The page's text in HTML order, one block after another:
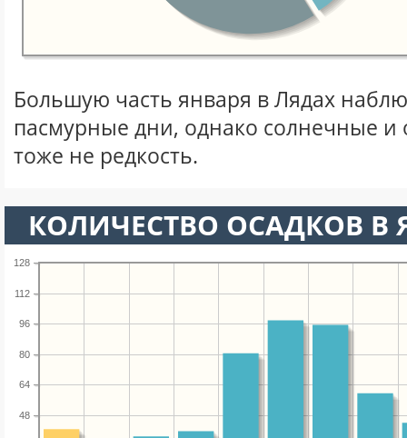
Большую часть января в Лядах
пасмурные дни, однако солнечные
тоже не редкость.
КОЛИЧЕСТВО ОСАДКОВ В
48
64
80
96
112
128